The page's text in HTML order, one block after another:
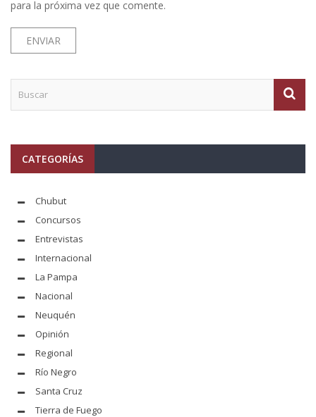
para la próxima vez que comente.
CATEGORÍAS
Chubut
Concursos
Entrevistas
Internacional
La Pampa
Nacional
Neuquén
Opinión
Regional
Río Negro
Santa Cruz
Tierra de Fuego